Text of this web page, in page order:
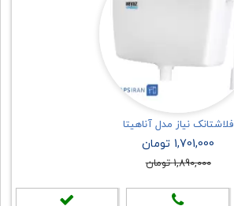
فلاشتانک نیاز مدل آناهیتا
1,701,000 تومان
1,890,000 تومان